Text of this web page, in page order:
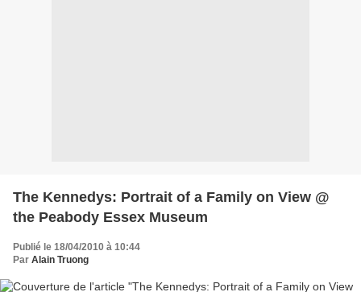
The Kennedys: Portrait of a Family on View @
the Peabody Essex Museum
Publié le 18/04/2010 à 10:44
Par Alain Truong